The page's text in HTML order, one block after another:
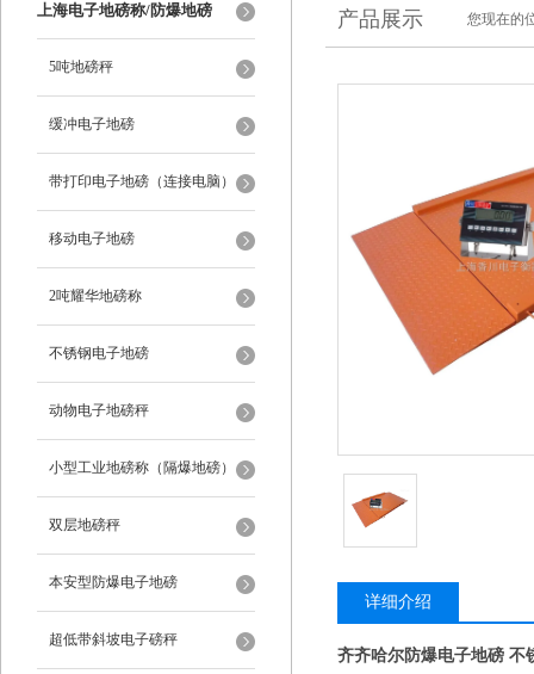
上海电子地磅称/防爆地磅
5吨地磅秤
缓冲电子地磅
带打印电子地磅（连接电脑）
移动电子地磅
2吨耀华地磅称
不锈钢电子地磅
动物电子地磅秤
小型工业地磅称（隔爆地磅）
双层地磅秤
本安型防爆电子地磅
超低带斜坡电子磅秤
产品展示 您现在的
详细介绍
齐齐哈尔防爆电子地磅 不